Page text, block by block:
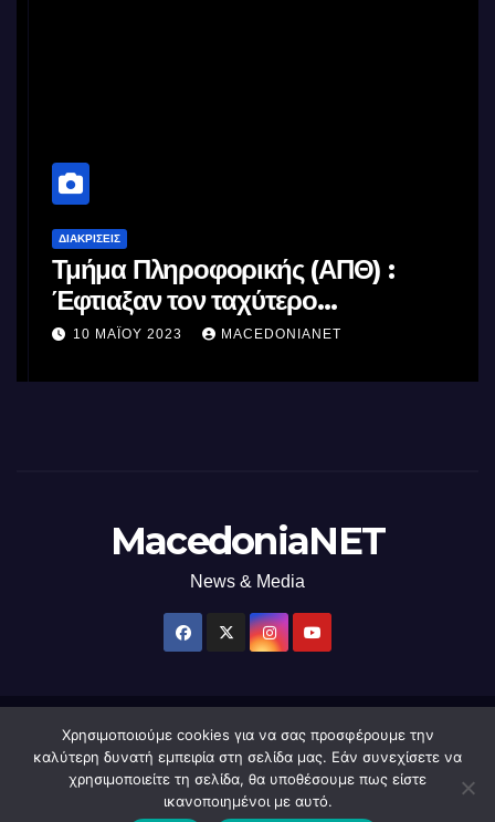
ΔΙΑΚΡΊΣΕΙΣ
Τμήμα Πληροφορικής (ΑΠΘ) :
Έφτιαξαν τον ταχύτερο
επεξεργαστή AI στον κόσμο με τη
10 ΜΑΪ́ΟΥ 2023 MACEDONIANET
MacedoniaNET
News & Media
Δημιουργήθηκε από το digital2000 με την Υποστήριξη του WordPress
Θέμα: Newsup απόThemeansar.
Χρησιμοποιούμε cookies για να σας προσφέρουμε την
καλύτερη δυνατή εμπειρία στη σελίδα μας. Εάν συνεχίσετε να
χρησιμοποιείτε τη σελίδα, θα υποθέσουμε πως είστε
ικανοποιημένοι με αυτό.